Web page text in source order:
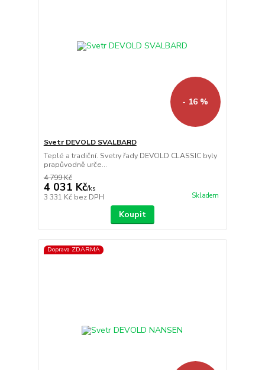
- 16 %
Svetr DEVOLD SVALBARD
Teplé a tradiční. Svetry řady DEVOLD CLASSIC byly
prapůvodně urče...
4 799 Kč
4 031 Kč/ks
3 331 Kč bez DPH Skladem
Koupit
Doprava ZDARMA